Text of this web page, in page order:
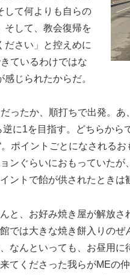
して何よりも自らの
そして、教会復帰を
ださい」と控えめに
ているわけではな
じられたからだ。
ったか、順打ちで出発。
に1を目指す。どちらから
ポイントごとになされる
ンぐらいにおもっていたが
ントで飴が供されたときは
と、お好み焼き屋が解放さ
では大きな焼き餅入りのぜ
なんといっても、お昼用に
てくださった我らがMEの